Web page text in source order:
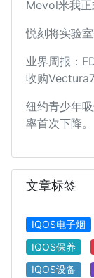
Mevol米我
悦刻将实验
业界周报：
收购
纽约青少年
率首次下降。
文章标签
IQOS电子烟
IQOS保养
IQOS设备